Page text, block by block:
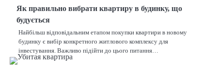
Як правильно вибрати квартиру в будинку, що
будується
Найбільш відповідальним етапом покупки квартири в новому
будинку є вибір конкретного житлового комплексу для
інвестування. Важливо підійти до цього питання…